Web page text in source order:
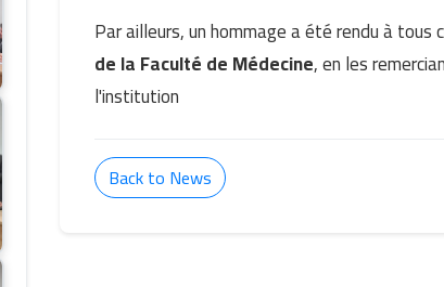
Par ailleurs, un hommage a été rendu à tous
de la Faculté de Médecine, en les
l'institution
Back to News